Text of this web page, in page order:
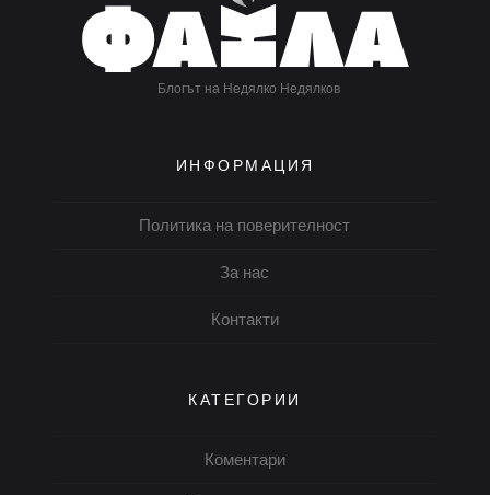
Блогът на Недялко Недялков
ИНФОРМАЦИЯ
Политика на поверителност
За нас
Контакти
КАТЕГОРИИ
Коментари